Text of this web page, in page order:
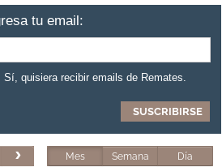
tu email:
Sí, quisiera recibir emails de Remates.
Mes Semana Día